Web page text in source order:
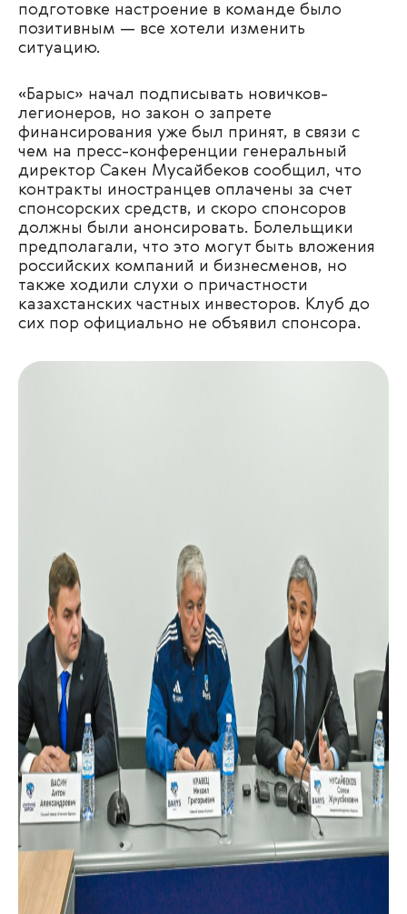
подготовке настроение в команде было
позитивным — все хотели изменить
ситуацию.
«Барыс» начал подписывать новичков-
легионеров, но закон о запрете
финансирования уже был принят, в связи с
чем на пресс-конференции генеральный
директор Сакен Мусайбеков сообщил, что
контракты иностранцев оплачены за счет
спонсорских средств, и скоро спонсоров
должны были анонсировать. Болельщики
предполагали, что это могут быть вложения
российских компаний и бизнесменов, но
также ходили слухи о причастности
казахстанских частных инвесторов. Клуб до
сих пор официально не объявил спонсора.